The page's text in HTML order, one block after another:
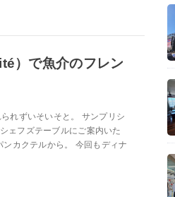
）で魚介のフレン
れずいそいそと。 サンプリシ
ェフズテーブルにご案内いた
カクテルから。 今回もディナ